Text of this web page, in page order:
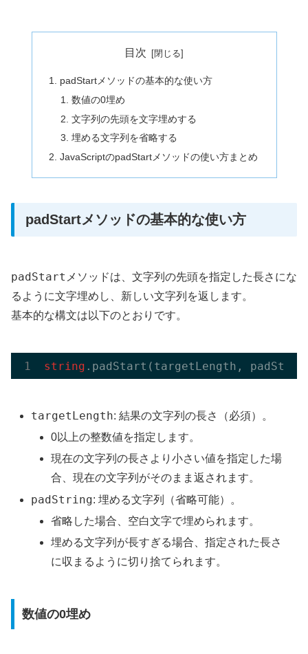
目次
padStartメソッドの基本的な使い方
数値の0埋め
文字列の先頭を文字埋めする
埋める文字列を省略する
JavaScriptのpadStartメソッドの使い方まとめ
padStartメソッドの基本的な使い方
padStart メソッドは、文字列の先頭を指定した長さにな
るように文字埋めし、新しい文字列を返します。
基本的な構文は以下のとおりです。
string .padStart( targetLength ,
targetLength: 結果の文字列の長さ（必須）。
0以上の整数値を指定します。
現在の文字列の長さより小さい値を指定した場
合、現在の文字列がそのまま返されます。
padString: 埋める文字列（省略可能）。
省略した場合、空白文字で埋められます。
埋める文字列が長すぎる場合、指定された長さ
に収まるように切り捨てられます。
数値の0埋め